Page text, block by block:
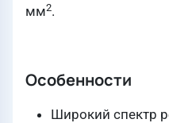
мм2.
Особенности
Широкий спектр